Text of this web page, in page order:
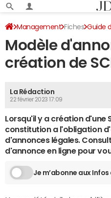
Management Fiches Guide
Modèles d'annonce légale
Modèle
création de
La Rédaction
22 février 2023 17:09
Lorsqu'il y a création d'une
constitution a l'obligation
d'annonces légales.
d'annonce en ligne pour
Je m’abonne aux